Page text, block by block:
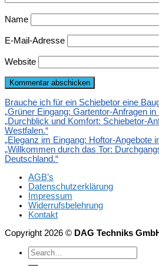
Name
E-Mail-Adresse
Website
Brauche ich für ein Schiebetor eine
„Grüner Eingang: Gartentor-Anfragen
„Durchblick und Komfort: Schiebetor-
Westfalen.“
„Eleganz im Eingang: Hoftor-Angebote
„Willkommen durch das Tor:
Deutschland.“
AGB’s
Datenschutzerklärung
Impressum
Widerrufsbelehrung
Kontakt
Copyright 2026 © DAG Techniks